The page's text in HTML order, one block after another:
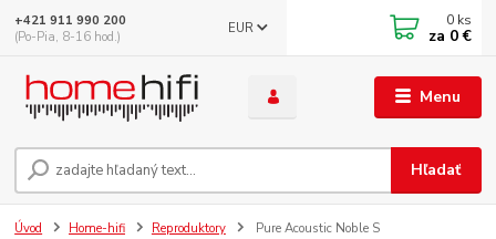
Menu
EUR
Hľadať
+421 911 990 200
(Po-Pia, 8-16 hod.)
0 ks
za 0 €
Úvod Home-hifi Reproduktory Pure Acoustic Noble S